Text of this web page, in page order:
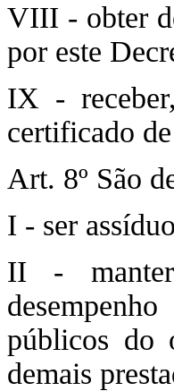
VIII - obter
por este
IX -
certificado
Art. 8º São
I - ser
II - manter
públicos do
demais